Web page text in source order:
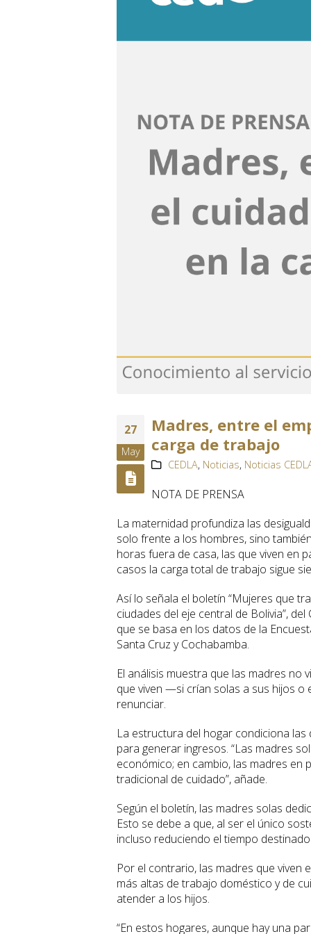
27
May
Madres, entre el
carga de trabajo
CEDLA, Noticias, Noticias
NOTA DE PRENSA
La maternidad profundiza las
solo frente a los hombres, sino
horas fuera de casa, las que viven en
casos la carga total de trabajo sigue
Así lo señala el boletín “Mujeres que
ciudades del eje central de Bolivia”,
que se basa en los datos de la
Santa Cruz y Cochabamba.
El análisis muestra que las madres no
que viven —si crían solas a sus hijos
renunciar.
La estructura del hogar condiciona
para generar ingresos. “Las madres
económico; en cambio, las madres
tradicional de cuidado”, añade.
Según el boletín, las madres solas
Esto se debe a que, al ser el único
incluso reduciendo el tiempo
Por el contrario, las madres que
más altas de trabajo doméstico y de
atender a los hijos.
“En estos hogares, aunque hay una